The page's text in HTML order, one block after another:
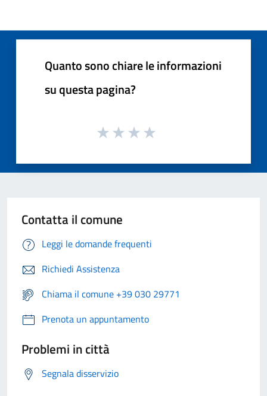
Quanto sono chiare le informazioni
su questa pagina?
Contatta il comune
Leggi le domande frequenti
Richiedi Assistenza
Chiama il comune +39 030 29771
Prenota un appuntamento
Problemi in città
Segnala disservizio